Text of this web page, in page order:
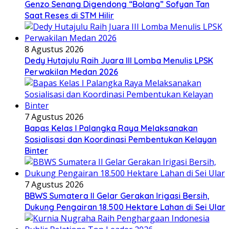
Genzo Senang Digendong “Bolang” Sofyan Tan
Saat Reses di STM Hilir
8 Agustus 2026
Dedy Hutajulu Raih Juara III Lomba Menulis LPSK
Perwakilan Medan 2026
7 Agustus 2026
Bapas Kelas I Palangka Raya Melaksanakan
Sosialisasi dan Koordinasi Pembentukan Kelayan
Binter
7 Agustus 2026
BBWS Sumatera II Gelar Gerakan Irigasi Bersih,
Dukung Pengairan 18.500 Hektare Lahan di Sei Ular